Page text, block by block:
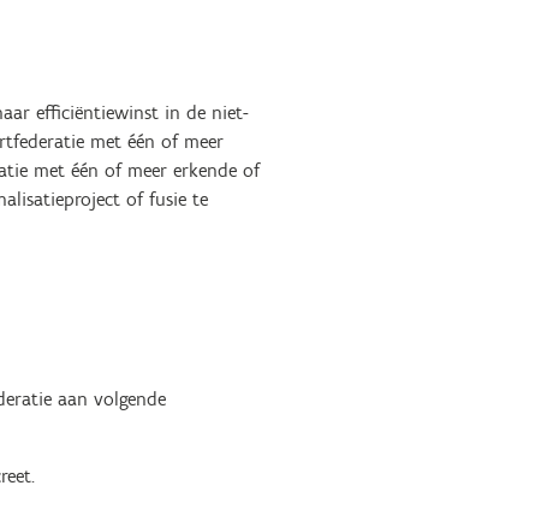
efficiëntiewinst in de niet-
met één of meer
met één of meer erkende of
of fusie te
aan volgende